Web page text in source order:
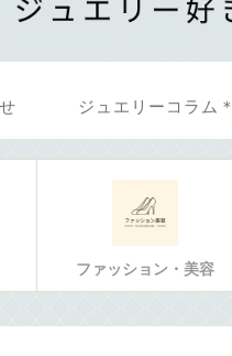
ジュエリーコラム＊
ファッション・美容